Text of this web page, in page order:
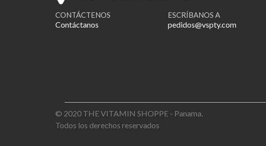
CONTÁCTENOS
Contáctanos
ESCRÍBANOS A
pedidos@vspty.com
© 2020 THE VITAMIN SHOPPE - Panama.
Todos los derechos reservados